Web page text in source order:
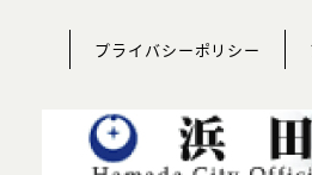
プライバシーポリシー